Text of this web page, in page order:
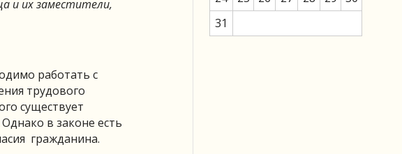
и их заместители,
работать с
трудового
существует
в законе есть
гражданина.
31